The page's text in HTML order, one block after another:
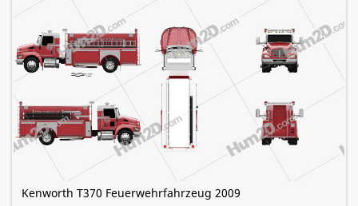
Kenworth T370 Feuerwehrfahrzeug 2009